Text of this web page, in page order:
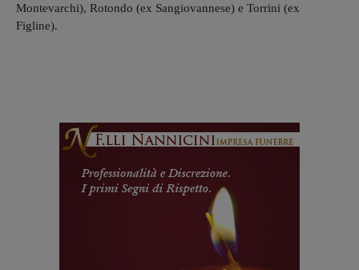
Montevarchi), Rotondo (ex Sangiovannese) e Torrini (ex
Figline).